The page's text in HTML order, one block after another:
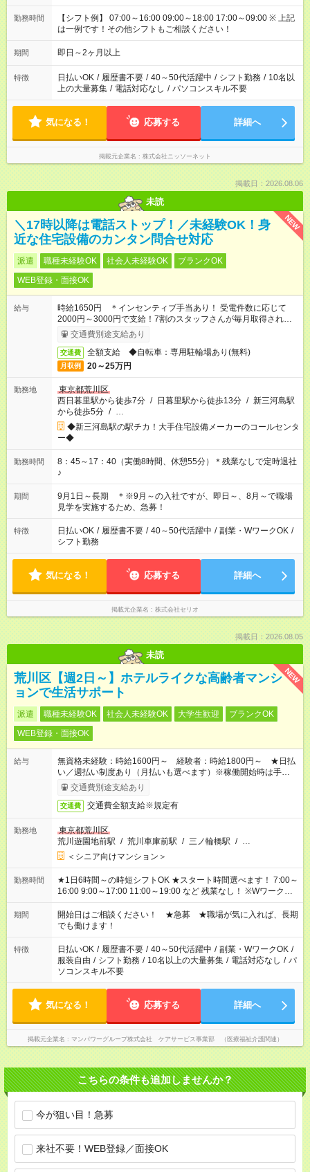
勤務時間
【シフト例】 07:00～16:00 09:00～18:00 17:00～09:00 ※ 上記
は一例です！その他シフトもご相談ください！
期間 即日～2ヶ月以上
特徴 日払いOK / 履歴書不要 / 40～50代活躍中 / シフト勤務 / 10名以
上の大量募集 / 電話対応なし / パソコンスキル不要
気になる！ 応募する 詳細へ
掲載元企業名 株式会社ニッソーネット
掲載日：2026.08.06
未読
NEW
＼17時以降は電話ストップ！／未経験OK！身
近な住宅設備のカンタン問合せ対応
派遣 職種未経験OK 社会人未経験OK
ブランクOK
WEB登録・面接OK
給与
時給1650円 ＊インセンティブ手当あり！ 受電件数に応じて
2000円～3000円で支給！7割のスタッフさんが毎月取得されて
ます。（社内規定あり） ◆日払いOK ◆昇給あり！
交通費別途支給あり
交通費 全額支給 ◆自転車：専用駐輪場あり(無料)
月収例 20～25万円
勤務地
東京都荒川区
西日暮里駅から徒歩7分 / 日暮里駅から徒歩13分 / 新三河島駅
から徒歩5分 / …
◆新三河島駅の駅チカ！大手住宅設備メーカーのコールセンタ
ー◆
勤務時間
8：45～17：40（実働8時間、休憩55分）＊残業なしで定時退社
♪
期間
9月1日～長期 ＊※9月～の入社ですが、即日～、8月～で職場
見学を実施するため、急募！
特徴 日払いOK / 履歴書不要 / 40～50代活躍中 / 副業・WワークOK /
シフト勤務
気になる！ 応募する 詳細へ
掲載元企業名 株式会社セリオ
掲載日：2026.08.05
未読
NEW
荒川区【週2日～】ホテルライクな高齢者マンシ
ョンで生活サポート
派遣 職種未経験OK 社会人未経験OK 大学生歓迎
ブランクOK
WEB登録・面接OK
給与
無資格未経験：時給1600円～ 経験者：時給1800円～ ★日払
い／週払い制度あり（月払いも選べます）※稼働開始時は手続き
完了次第のお支払いとなります。
交通費別途支給あり
交通費 交通費全額支給※規定有
勤務地
東京都荒川区
荒川遊園地前駅 / 荒川車庫前駅 / 三ノ輪橋駅 / …
＜シニア向けマンション＞
勤務時間
★1日6時間～の時短シフトOK ★スタート時間選べます！ 7:00～
16:00 9:00～17:00 11:00～19:00 など 残業なし！ ※Wワークの
場合、他のお仕事と合わせ週40時間超の就業はご案内できませ
ん ※法令に基づき、週20時間以上勤務は社会保険への加入対象
となります ※労働者派遣法（日雇い派遣の原則禁止）により、
短時間・短期間の就業はご案内が難しい場合があります
期間
開始日はご相談ください！ ★急募 ★職場が気に入れば、長期
でも働けます！
特徴 日払いOK / 履歴書不要 / 40～50代活躍中 / 副業・WワークOK /
服装自由 / シフト勤務 / 10名以上の大量募集 / 電話対応なし / パ
ソコンスキル不要
気になる！ 応募する 詳細へ
掲載元企業名 マンパワーグループ株式会社 ケアサービス事業部 （医療福祉介護関連）
こちらの条件も追加しませんか？
今が狙い目！急募
来社不要！WEB登録／面接OK